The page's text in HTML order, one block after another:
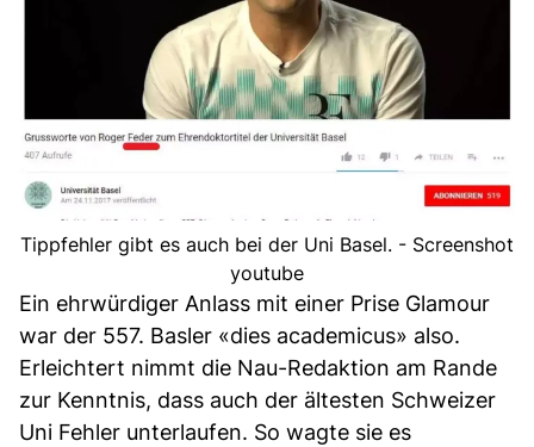
Tippfehler gibt es auch bei der Uni Basel. - Screenshot
youtube
Ein ehrwürdiger Anlass mit einer Prise Glamour
war der 557. Basler «dies academicus» also.
Erleichtert nimmt die Nau-Redaktion am Rande
zur Kenntnis, dass auch der ältesten Schweizer
Uni Fehler unterlaufen. So wagte sie es